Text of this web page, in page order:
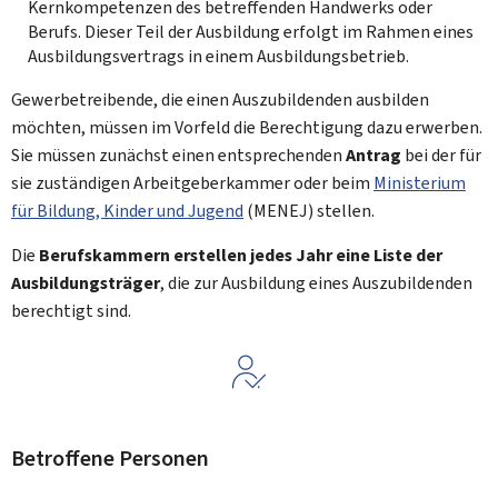
Kernkompetenzen des betreffenden Handwerks oder
Berufs. Dieser Teil der Ausbildung erfolgt im Rahmen eines
Ausbildungsvertrags in einem Ausbildungsbetrieb.
Gewerbetreibende, die einen Auszubildenden ausbilden
möchten, müssen im Vorfeld die Berechtigung dazu erwerben.
Sie müssen zunächst einen entsprechendenAntrag bei der für
sie zuständigen Arbeitgeberkammer oder beim Ministerium
für Bildung, Kinder und Jugend (MENEJ) stellen.
Die Berufskammern erstellen jedes Jahr eine Liste der
Ausbildungsträger, die zur Ausbildung eines Auszubildenden
berechtigt sind.
Betroffene Personen